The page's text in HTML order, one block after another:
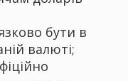
бути в
валюті;